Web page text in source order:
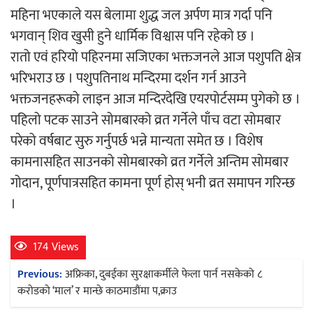
‘आइतबारको अफिस’ को परिचर्चा सम्पन्न
महिना भएकाले यस बेलामा शुद्ध जल अर्पण मात्र गर्दा पनि
भगवान् शिव खुसी हुने धार्मिक विश्वास पनि रहेको छ ।
रातो एवं हरियो पहिरनमा सजिएका भक्तजनले आज पशुपति क्षेत्र
भरिभराउ छ । पशुपतिनाथ मन्दिरमा दर्शन गर्न आउने
भक्तजनहरूको लाइन आज मन्दिरदेखि एयरपोर्टसम्म पुगेको छ ।
पहिलो पटक साउने सोमबारको व्रत गर्नेले पाँच वटा सोमबार
परेको वर्षबाट सुरु गर्नुपर्छ भन्ने मान्यता समेत छ । विशेष
कामनासहित साउनको सोमबारको व्रत गर्नेले अन्तिम सोमबार
गोदान, पूर्णपात्रसहित कामना पूर्ण होस् भनी व्रत समापन गरिन्छ
।
174 Views
Post
navigation
Previous:अफ्रिका, दुबईका सुरक्षाकर्मीले फेला पार्न नसकेको ८
करोडको ‘माल’ र मान्छे काठमाडौंमा प,क्राउ